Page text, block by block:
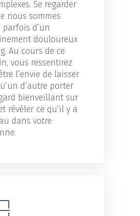
Se regarder
nous sommes
parfois d’un
douloureux
Au cours de ce
vous ressentirez
l’envie de laisser
d’autre porter
bienveillant sur
révéler ce qu’il y a
dans votre